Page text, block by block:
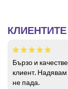
Бързо и
клиент. Надявам
не пада.